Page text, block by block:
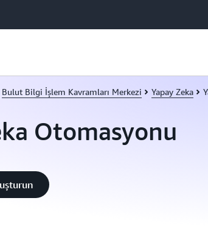
Bulut Bilgi İşlem Kavramları Merkezi Yapay Zeka
Otomasyonu